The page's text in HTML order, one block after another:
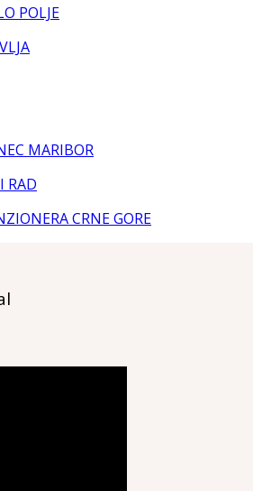
POLJE
MARIBOR
RAD
CRNE GORE